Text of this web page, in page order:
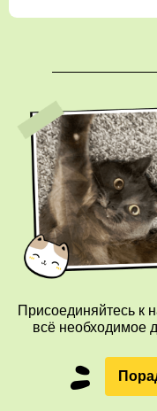
Присоединяйтесь к
всё необходимое